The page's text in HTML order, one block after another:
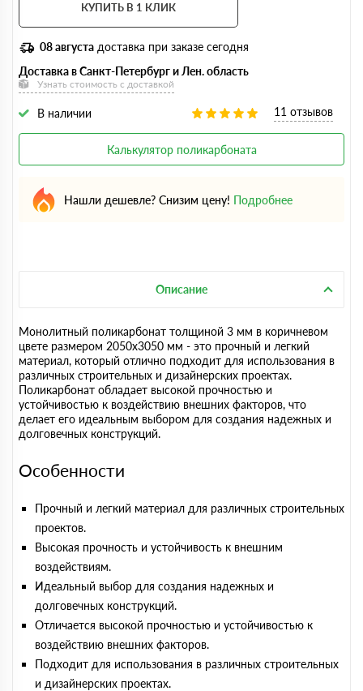
КУПИТЬ В 1 КЛИК
08 августа доставка при заказе сегодня
Доставка в Санкт-Петербург и Лен. область
Узнать стоимость с доставкой
В наличии 11 отзывов
Калькулятор поликарбоната
Нашли дешевле? Снизим цену! Подробнее
Описание
Монолитный поликарбонат толщиной 3 мм в коричневом
цвете размером 2050х3050 мм - это прочный и легкий
материал, который отлично подходит для использования в
различных строительных и дизайнерских проектах.
Поликарбонат обладает высокой прочностью и
устойчивостью к воздействию внешних факторов, что
делает его идеальным выбором для создания надежных и
долговечных конструкций.
Особенности
Прочный и легкий материал для различных строительных
проектов.
Высокая прочность и устойчивость к внешним
воздействиям.
Идеальный выбор для создания надежных и
долговечных конструкций.
Отличается высокой прочностью и устойчивостью к
воздействию внешних факторов.
Подходит для использования в различных строительных
и дизайнерских проектах.